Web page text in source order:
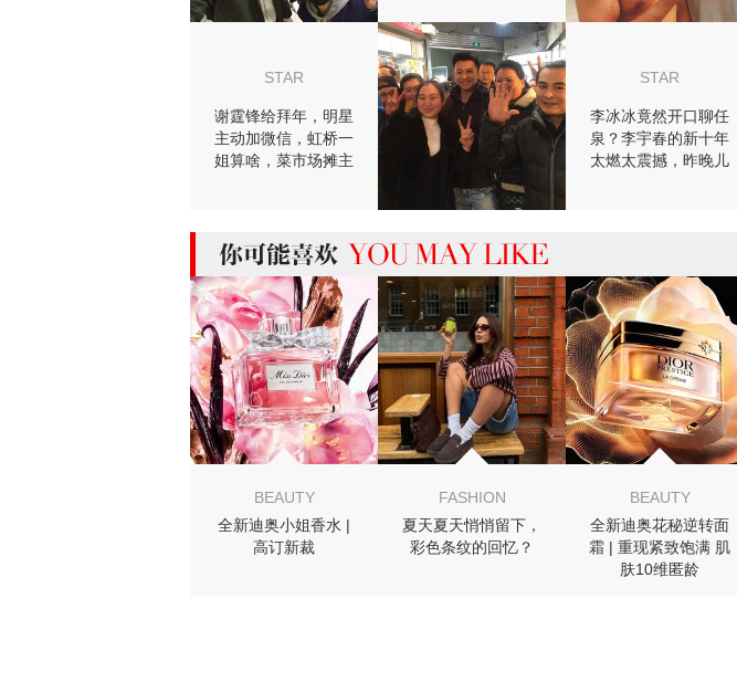
STAR
谢霆锋给拜年，明星
主动加微信，虹桥一
姐算啥，菜市场摊主
STAR
李冰冰竟然开口聊任
泉？李宇春的新十年
太燃太震撼，昨晚儿
MIGHT LIKE 你可能喜欢
BEAUTY
全新迪奥小姐香水 |
高订新裁
FASHION
夏天夏天悄悄留下，
彩色条纹的回忆？
BEAUTY
全新迪奥花秘逆转面
霜 | 重现紧致饱满 肌
肤10维匿龄